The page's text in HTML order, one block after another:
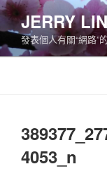
跳
至
主
要
JERRY
發表個人有關“網路”
4053_n